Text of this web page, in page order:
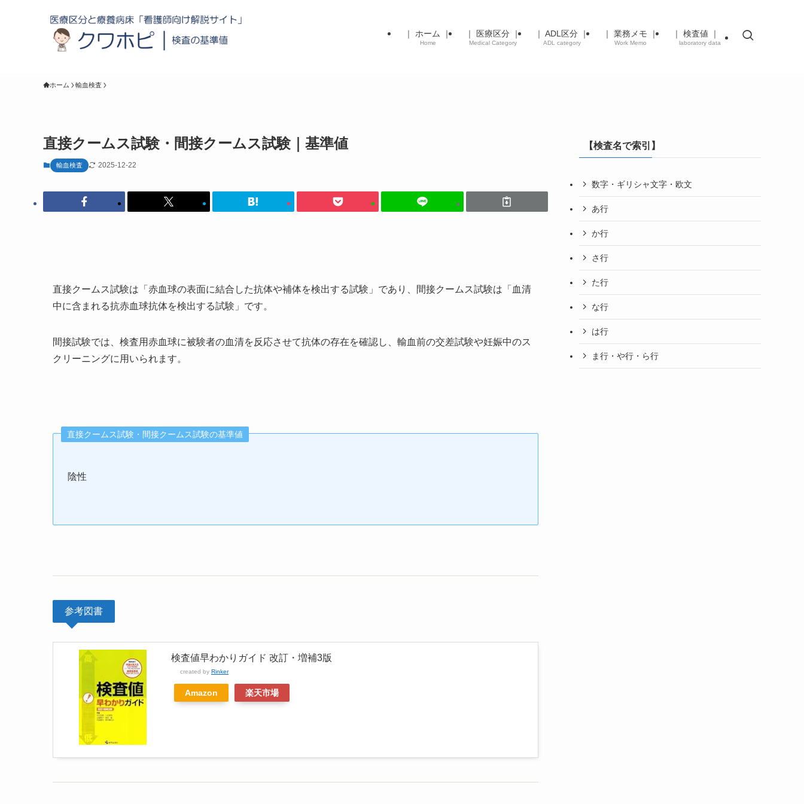
｜ ホーム ｜
Home
｜ 医療区分 ｜
Medical Category
｜ ADL区分 ｜
ADL category
｜ 業務メモ ｜
Work Memo
｜ 検査値 ｜
laboratory data
ホーム 輸血検査
直接クームス試験・間接クームス試験｜基準値
輸血検査 2025-12-22
直接クームス試験は「赤血球の表面に結合した抗体や補体を検出する試験」であり、間接クームス試験は「血清
中に含まれる抗赤血球抗体を検出する試験」です。
間接試験では、検査用赤血球に被験者の血清を反応させて抗体の存在を確認し、輸血前の交差試験や妊娠中のス
クリーニングに用いられます。
直接クームス試験・間接クームス試験の基準値
陰性
参考図書
検査値早わかりガイド 改訂・増補3版
created by Rinker
Amazon 楽天市場
【検査名で索引】
数字・ギリシャ文字・欧文
あ行
か行
さ行
た行
な行
は行
ま行・や行・ら行